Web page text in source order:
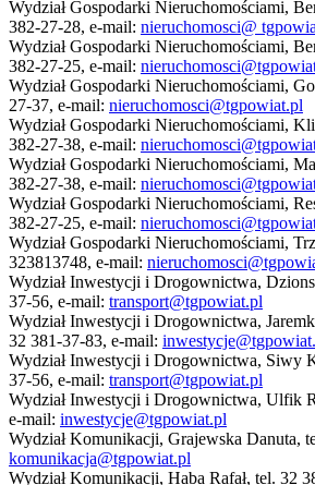
Wydział Gospodarki Nieruchomościami,
382-27-28, e-mail: nieruchomosci@
Wydział Gospodarki Nieruchomościami,
382-27-25, e-mail:
Wydział Gospodarki Nieruchomościami,
27-37, e-mail: nieruchomosci@tgpowiat.pl
Wydział Gospodarki Nieruchomościami,
382-27-38, e-mail:
Wydział Gospodarki Nieruchomościami,
382-27-38, e-mail:
Wydział Gospodarki Nieruchomościami,
382-27-25, e-mail:
Wydział Gospodarki Nieruchomościami,
323813748, e-mail:
Wydział Inwestycji i Drogownictwa,
37-56, e-mail: transport@tgpowiat.pl
Wydział Inwestycji i Drogownictwa,
32 381-37-83, e-mail:
Wydział Inwestycji i Drogownictwa, Siwy
37-56, e-mail: transport@tgpowiat.pl
Wydział Inwestycji i Drogownictwa, Ulfik
e-mail: inwestycje@tgpowiat.pl
Wydział Komunikacji, Grajewska Danuta,
komunikacja@tgpowiat.pl
Wydział Komunikacji, Haba Rafał, tel. 32